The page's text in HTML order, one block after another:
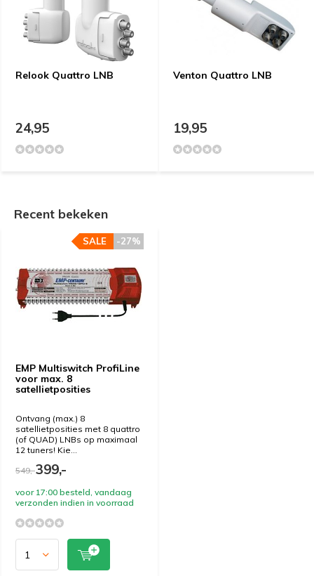
Relook Quattro LNB
24,95
Venton Quattro LNB
19,95
Recent bekeken
EMP Multiswitch ProfiLine
voor max. 8
satellietposities
-27%
SALE
Ontvang (max.) 8
satellietposities met 8 quattro
(of QUAD) LNBs op maximaal
12 tuners! Kie...
549,-399,-
voor 17:00 besteld, vandaag
verzonden indien in voorraad